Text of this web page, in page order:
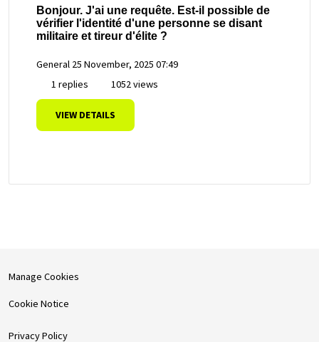
Bonjour. J'ai une requête. Est-il possible de
vérifier l'identité d'une personne se disant
militaire et tireur d'élite ?
General 25 November, 2025 07:49
1 replies
1052 views
VIEW DETAILS
Manage Cookies
Cookie Notice
Privacy Policy